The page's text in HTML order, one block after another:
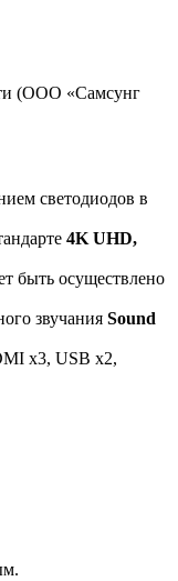
(ООО «Самсунг
светодиодов в
4K UHD,
быть осуществлено
звучания Sound
x3, USB x2,